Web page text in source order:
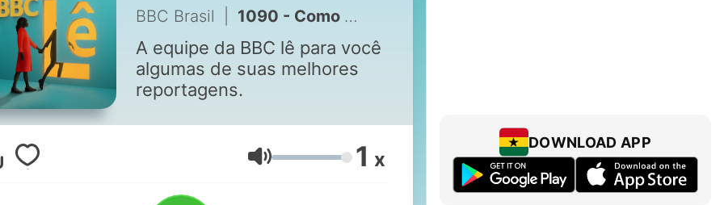
BBC Brasil 1090 - Como é viver em um dos lugares mais quentes e úmidos do planeta
A equipe da BBC lê para você
algumas de suas melhores
reportagens.
Volume 1 x
DOWNLOAD APP